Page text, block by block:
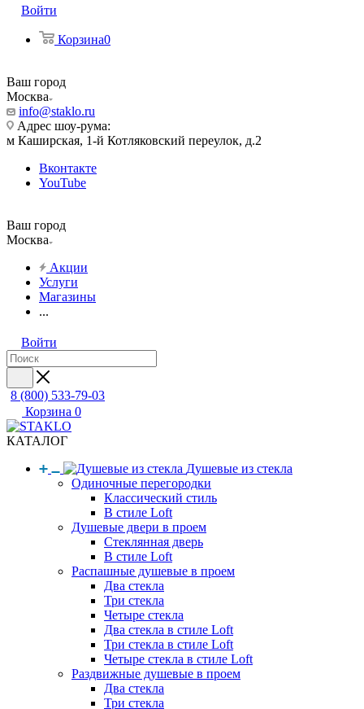
Войти
Корзина0
Ваш город
Москва
info@staklo.ru
Адрес шоу-рума:
м Каширская, 1-й Котляковский переулок, д.2
Вконтакте
YouTube
Ваш город
Москва
Акции
Услуги
Магазины
...
Войти
8 (800) 533-79-03
Корзина 0
КАТАЛОГ
Душевые из стекла
Одиночные перегородки
Классический стиль
В стиле Loft
Душевые двери в проем
Стеклянная дверь
В стиле Loft
Распашные душевые в проем
Два стекла
Три стекла
Четыре стекла
Два стекла в стиле Loft
Три стекла в стиле Loft
Четыре стекла в стиле Loft
Раздвижные душевые в проем
Два стекла
Три стекла